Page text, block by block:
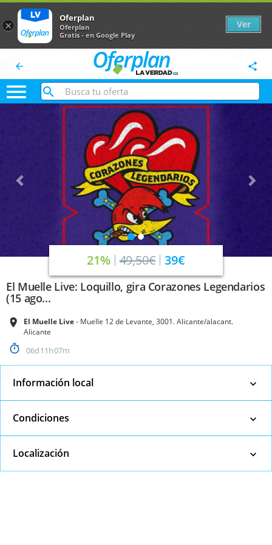
arrow_back share

Anterior
21% 49,50€ 39€
El Muelle Live: Loquillo, gira Corazones Legendarios
(15 ago...
El Muelle Live
Muelle 12 de Levante, 3001. Alicante/alacant.
Alicante
06 11 07
Información local
Condiciones
Localización
×
Oferplan
Oferplan
Gratis - en Google Play
Ver